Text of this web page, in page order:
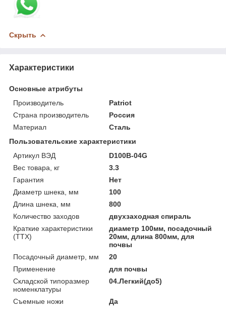
Скрыть
Характеристики
Основные атрибуты
Производитель
Patriot
Страна производитель
Россия
Материал
Сталь
Пользовательские характеристики
Артикул ВЭД
D100B-04G
Вес товара, кг
3.3
Гарантия
Нет
Диаметр шнека, мм
100
Длина шнека, мм
800
Количество заходов
двухзаходная спираль
Краткие характеристики
(ТТХ)
диаметр 100мм, посадочный
20мм, длина 800мм, для
почвы
Посадочный диаметр, мм
20
Применение
для почвы
Складской типоразмер
номенклатуры
04.Легкий(до5)
Съемные ножи Да